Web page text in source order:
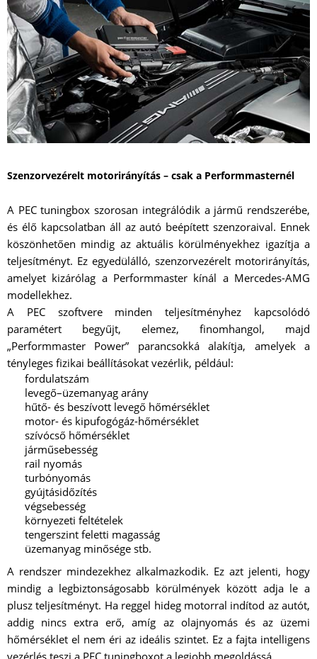
Szenzorvezérelt motorirányítás – csak a Performmasternél
A PEC tuningbox szorosan integrálódik a jármű rendszerébe,
és élő kapcsolatban áll az autó beépített szenzoraival. Ennek
köszönhetően mindig az aktuális körülményekhez igazítja a
teljesítményt. Ez egyedülálló, szenzorvezérelt motorirányítás,
amelyet kizárólag a Performmaster kínál a Mercedes-AMG
modellekhez.
A PEC szoftvere minden teljesítményhez kapcsolódó
paramétert begyűjt, elemez, finomhangol, majd
„Performmaster Power” parancsokká alakítja, amelyek a
tényleges fizikai beállításokat vezérlik, például:
fordulatszám
levegő–üzemanyag arány
hűtő- és beszívott levegő hőmérséklet
motor- és kipufogógáz-hőmérséklet
szívócső hőmérséklet
járműsebesség
rail nyomás
turbónyomás
gyújtásidőzítés
végsebesség
környezeti feltételek
tengerszint feletti magasság
üzemanyag minősége stb.
A rendszer mindezekhez alkalmazkodik. Ez azt jelenti, hogy
mindig a legbiztonságosabb körülmények között adja le a
plusz teljesítményt. Ha reggel hideg motorral indítod az autót,
addig nincs extra erő, amíg az olajnyomás és az üzemi
hőmérséklet el nem éri az ideális szintet. Ez a fajta intelligens
vezérlés teszi a PEC tuningboxot a legjobb megoldássá.